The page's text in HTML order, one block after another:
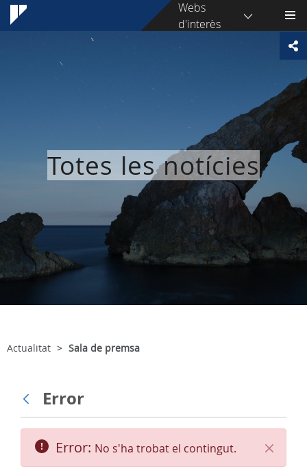
Webs
d'interès
Totes les notícies
Actualitat Sala de premsa
Vés enrere
Error
Tanca
Error: No s'ha trobat el contingut.